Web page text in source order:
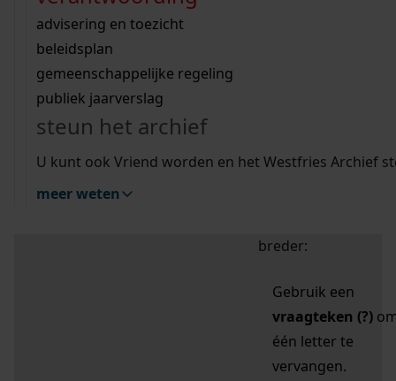
bouwvergunningen
omgevingsvergunningen
vergunningen
beeld en geluid
uitleg nodig?
Wij helpen u op weg met een aantal zoektips.
bekijk alle zoektips
Wij helpen u op weg met een aantal zoektips.
bekijk alle zoektips
bekijk ons geschiedenislokaal
advisering en toezicht
beleidsplan
gemeenschappelijke regeling
publiek jaarverslag
steun het archief
U kunt ook Vriend worden en het Westfries Archief
meer weten
zoektips
Mijn Studiezaal (inloggen)
uw zoekopdracht te
breder:
Gebruik een
vraagteken (?)
één letter te
vervangen.